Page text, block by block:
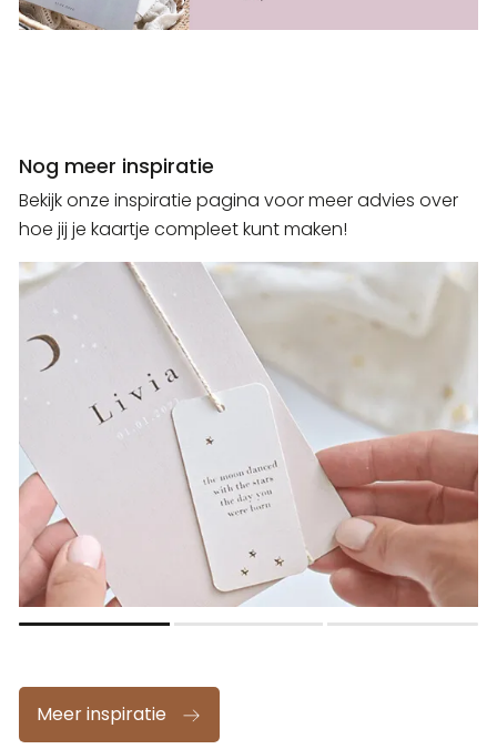
Nog meer inspiratie
Bekijk onze inspiratie pagina voor meer advies over
hoe jij je kaartje compleet kunt maken!
Meer inspiratie